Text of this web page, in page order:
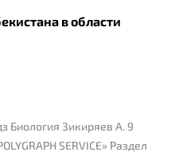
в области
Биология Зикиряев А. 9
SERVICE» Раздел